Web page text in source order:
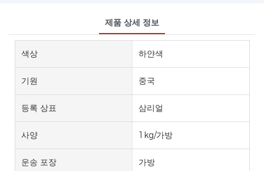
제품 상세 정보
색상 하얀색
기원 중국
등록 상표 삼리얼
사양 1kg/가방
운송 포장 가방